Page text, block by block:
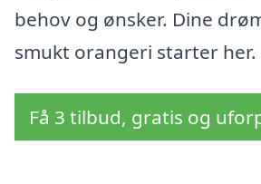
behov og ønsker. Dine
smukt orangeri starter her.
Få 3 tilbud, gratis og